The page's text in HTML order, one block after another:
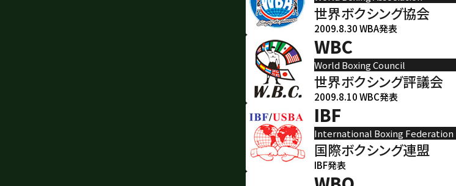
世界ボクシング協会
2009.8.30 WBA発表
WBC
World Boxing Council
世界ボクシング評議会
2009.8.10 WBC発表
IBF
International Boxing Federation
国際ボクシング連盟
IBF発表